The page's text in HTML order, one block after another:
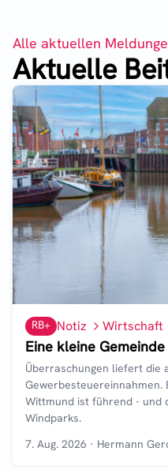
Alle aktuellen
Aktuelle
RB+ Notiz Wirtschaft
Eine kleine
Überraschungen liefert die
Gewerbesteuereinnahmen.
Wittmund ist führend - und
Windparks.
7. Aug. 2026 · Hermann